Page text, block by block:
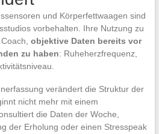
und Körperfettwaagen sind
vorbehalten. Ihre Nutzung zu
objektive Daten bereits vor
zu haben: Ruheherzfrequenz,
verändert die Struktur der
nicht mehr mit einem
die Daten der Woche,
der Erholung oder einen Stresspeak